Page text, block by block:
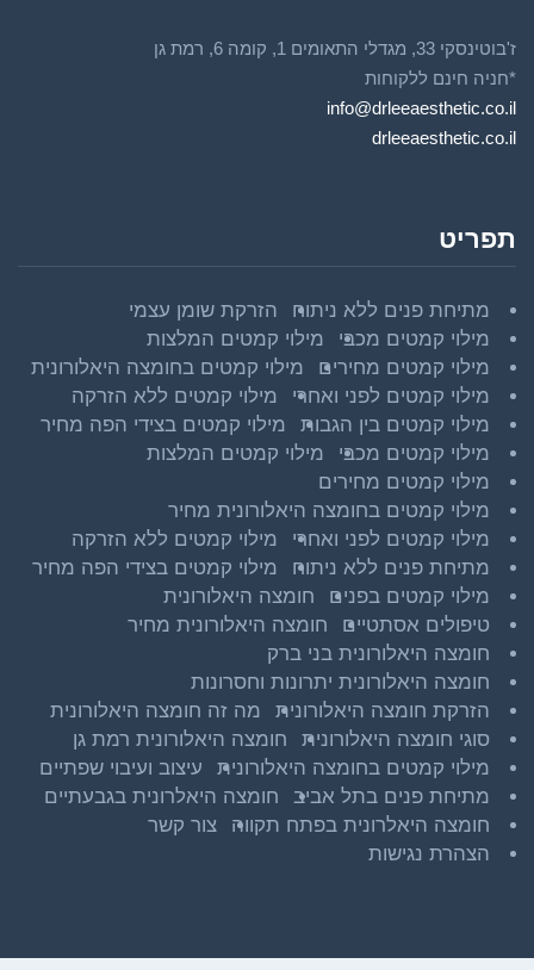
ז'בוטינסקי 33, מגדלי התאומים 1, קומה 6, רמת גן
*חניה חינם ללקוחות
info@drleeaesthetic.co.il
drleeaesthetic.co.il
תפריט
מתיחת פנים ללא ניתוח
הזרקת שומן עצמי
מילוי קמטים מכבי
מילוי קמטים המלצות
מילוי קמטים מחירים
מילוי קמטים בחומצה היאלורונית
מילוי קמטים לפני ואחרי
מילוי קמטים ללא הזרקה
מילוי קמטים בין הגבות
מילוי קמטים בצידי הפה מחיר
מילוי קמטים מכבי
מילוי קמטים המלצות
מילוי קמטים מחירים
מילוי קמטים בחומצה היאלורונית מחיר
מילוי קמטים לפני ואחרי
מילוי קמטים ללא הזרקה
מתיחת פנים ללא ניתוח
מילוי קמטים בצידי הפה מחיר
מילוי קמטים בפנים
חומצה היאלורונית
טיפולים אסתטיים
חומצה היאלורונית מחיר
חומצה היאלורונית בני ברק
חומצה היאלורונית יתרונות וחסרונות
הזרקת חומצה היאלורונית
מה זה חומצה היאלורונית
סוגי חומצה היאלורונית
חומצה היאלורונית רמת גן
מילוי קמטים בחומצה היאלורונית
עיצוב ועיבוי שפתיים
מתיחת פנים בתל אביב
חומצה היאלרונית בגבעתיים
חומצה היאלרונית בפתח תקווה
צור קשר
הצהרת נגישות